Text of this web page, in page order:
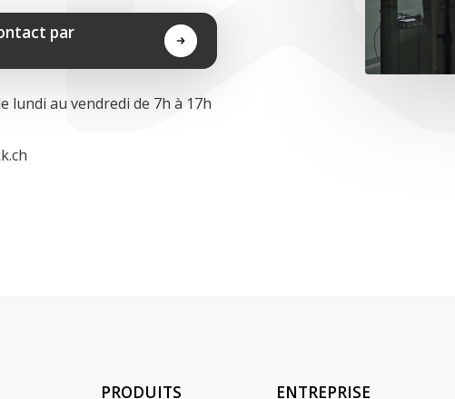
par
lundi au vendredi de 7h à 17h
PRODUITS ENTREPRISE